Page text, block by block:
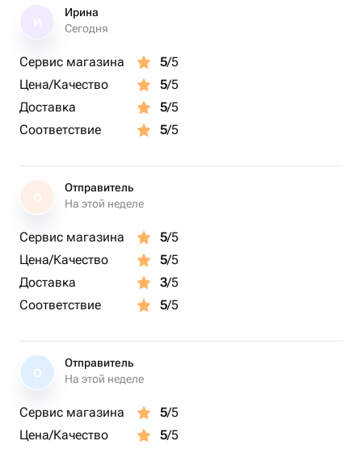
Ирина
Сегодня
Сервис магазина 5/5
Цена/Качество
5/5
Доставка
5/5
Соответствие
5/5
О
Отправитель
На этой неделе
Сервис магазина 5/5
Цена/Качество
5/5
Доставка
3/5
Соответствие
5/5
О
Отправитель
На этой неделе
Сервис магазина 5/5
Цена/Качество
5/5